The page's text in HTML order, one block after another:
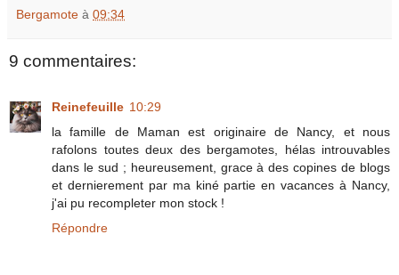
Bergamote à 09:34
9 commentaires:
Reinefeuille 10:29
la famille de Maman est originaire de Nancy, et nous
rafolons toutes deux des bergamotes, hélas introuvables
dans le sud ; heureusement, grace à des copines de blogs
et dernierement par ma kiné partie en vacances à Nancy,
j'ai pu recompleter mon stock !
Répondre